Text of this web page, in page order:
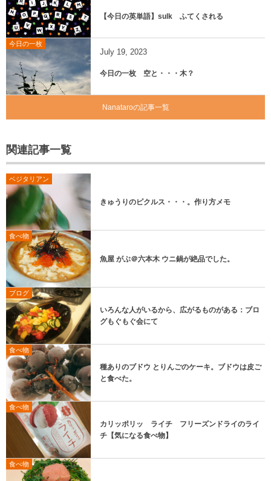
【今日の英単語】sulk ふてくされる
今日の一枚
July 19 2023
今日の一枚 空と・・・木？
Nanataroの記事一覧
関連記事一覧
ベジタリアン
きゅうりのピクルス・・・。作り方メモ
食べ物
魚屋 がぶ＠六本木 ウニ鍋が絶品でした。
ブログ
いろんな人がいるから、広がるものがある：ブロ
グもぐもぐ会にて
食べ物
種ありのブドウ とりんごのケーキ。ブドウは皮ご
と食べた。
食べ物
カリッポリッ ライチ フリーズンドライのライ
チ【気になる食べ物】
食べ物